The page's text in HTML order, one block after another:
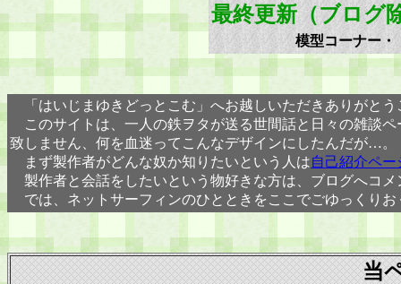
最終更新（ブログ
模型コーナー・
「はいじまゆきどっとこむ」へお越しいただきありがとう
このサイトは、一人の鉄ヲタが送る世間話と日々の雑談
致しません、何を血迷ってこんなデザインにしたんだが…。
まず製作者がどんな奴か知りたいという人は自己紹介ペー
製作者と会話をしたいという物好きな方は、ブログへコメ
では、ネットサーフィンのひとときをここでごゆっくりお
当